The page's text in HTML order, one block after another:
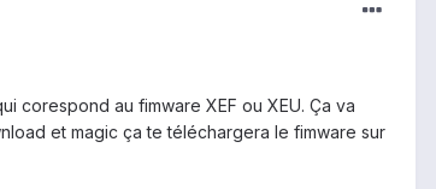
corespond au fimware XEF ou XEU. Ça va
et magic ça te téléchargera le fimware sur